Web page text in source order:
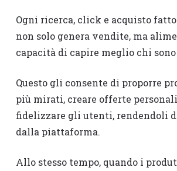
Ogni ricerca, click e acquisto
non solo genera vendite, ma
capacità di capire meglio chi
Questo gli consente di proporre
più mirati, creare offerte
fidelizzare gli utenti, rendendoli
dalla piattaforma.
Allo stesso tempo, quando i